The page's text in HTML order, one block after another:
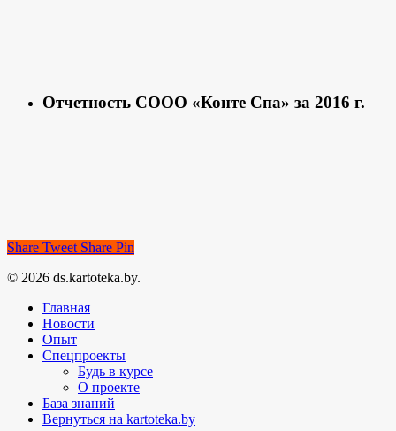
Отчетность СООО «Конте Спа» за 2016 г.
Share Tweet Share Pin
© 2026 ds.kartoteka.by.
Главная
Новости
Опыт
Спецпроекты
Будь в курсе
О проекте
База знаний
Вернуться на kartoteka.by